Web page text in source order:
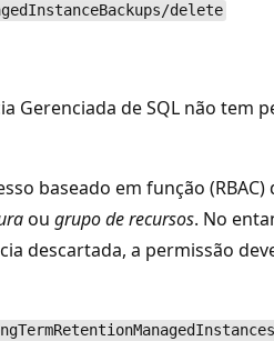
delete
Gerenciada de SQL não tem
baseado em função
ou grupo de recursos. No
descartada, a permissão